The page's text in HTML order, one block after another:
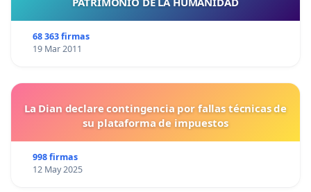
68 363 firmas
19 Mar 2011
La Dian declare contingencia por fallas técnicas de
su plataforma de impuestos
998 firmas
12 May 2025